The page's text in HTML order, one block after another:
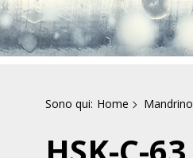
Sono qui: Home Mandrino